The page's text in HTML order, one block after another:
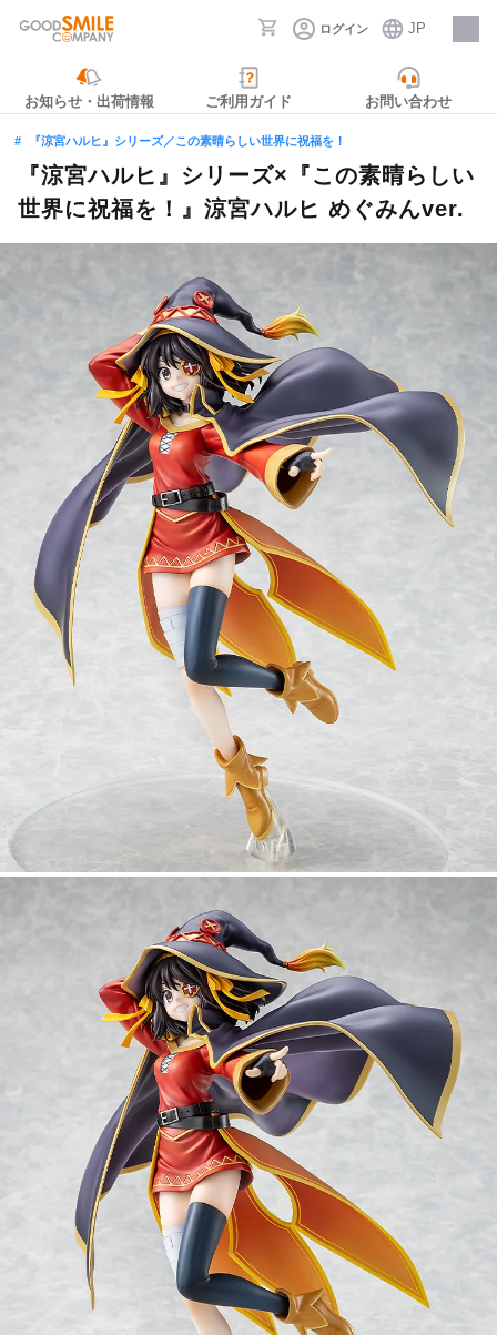
ログイン JP
採用情報
お知らせ・出荷情報 ご利用ガイド お問い合わせ
『涼宮ハルヒ』シリーズ／この素晴らしい世界に祝福を！
『涼宮ハルヒ』シリーズ×『この素晴らしい
世界に祝福を！』涼宮ハルヒ めぐみんver.